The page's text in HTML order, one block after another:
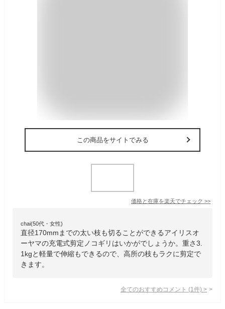
この商品をサイトでみる
価格と在庫を楽天でチェック >>
chai(50代・女性)
直径170mmまでの太い枝も切ることができるアイリスオ
ーヤマの充電式剪定ノコギリはいかがでしょうか。重さ3.
1kgと軽量で伸縮もできるので、高所の枝もラクに剪定で
きます。
全てのおすすめコメント (1 件) >